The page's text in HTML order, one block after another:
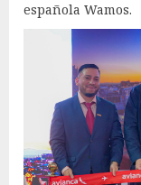
española Wamos.